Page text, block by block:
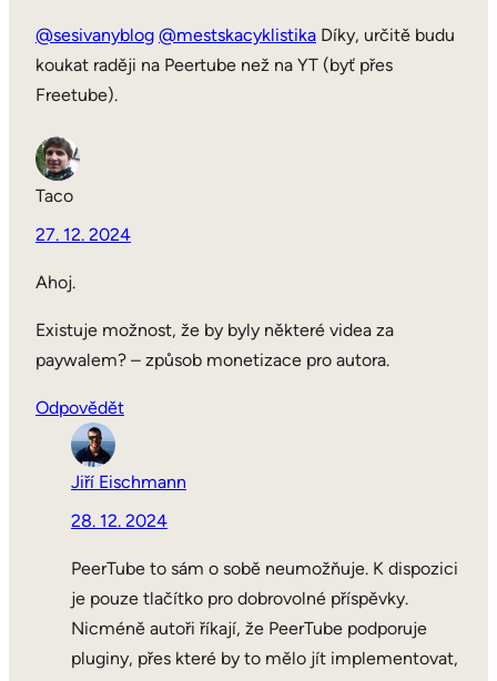
@sesivanyblog @mestskacyklistika Díky, určitě budu
koukat raději na Peertube než na YT (byť přes
Freetube).
Taco
27. 12. 2024
Ahoj.
Existuje možnost, že by byly některé videa za
paywalem? – způsob monetizace pro autora.
Odpovědět
Jiří Eischmann
28. 12. 2024
PeerTube to sám o sobě neumožňuje. K dispozici
je pouze tlačítko pro dobrovolné příspěvky.
Nicméně autoři říkají, že PeerTube podporuje
pluginy, přes které by to mělo jít implementovat,